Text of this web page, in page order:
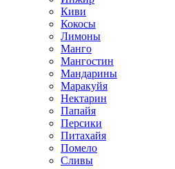
Киви
Кокосы
Лимоны
Манго
Мангостин
Мандарины
Маракуйя
Нектарин
Папайя
Персики
Питахайя
Помело
Сливы